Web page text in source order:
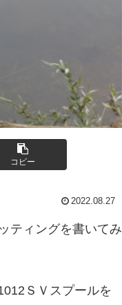
コピー
2022.08.27
ティングを書いてみ
ＳＶスプールを